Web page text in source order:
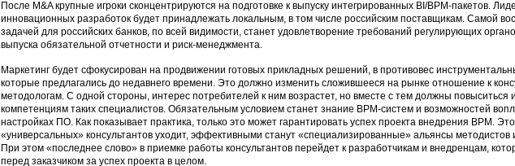
После M&A крупные игроки сконцентрируются на подготовке к выпуску интегрированных BI/ВРМ-пакетов.
инновационных разработок будет принадлежать локальным, в том числе российским поставщикам. Самой
задачей для российских банков, по всей видимости, станет удовлетворение требований регулирующих
выпуска обязательной отчетности и риск-менеджмента.
Маркетинг будет сфокусирован на продвижении готовых прикладных решений, в противовес
которые предлагались до недавнего времени. Это должно изменить сложившееся на рынке отношение к
методологам. С одной стороны, интерес потребителей к ним возрастет, но вместе с тем должны повыситься
компетенциям таких специалистов. Обязательным условием станет знание ВРМ-систем и возможностей
настройках ПО. Как показывает практика, только это может гарантировать успех проекта внедрения ВРМ.
«универсальных» консультантов уходит, эффективными станут «специализированные» альянсы методистов
При этом «последнее слово» в приемке работы консультантов перейдет к разработчикам и внедренцам,
перед заказчиком за успех проекта в целом.